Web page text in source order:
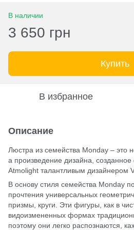
В наличии
3 650 грн
Купить
В избранное
Описание
Люстра из семейства Monday – это
а произведение дизайна,
Atmolight талантливым дизайнером
В основу стиля семейства Monday
прочтения универсальных
призмы, круги. Эти фигуры, как в
видоизмененных формах
поэтому они легко распознаются,